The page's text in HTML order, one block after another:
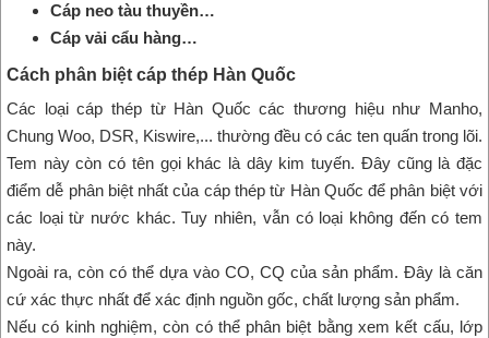
Cáp neo tàu thuyền…
Cáp vải cẩu hàng…
Cách phân biệt cáp thép Hàn Quốc
Các loại cáp thép từ Hàn Quốc các thương hiệu như Manho,
Chung Woo, DSR, Kiswire,... thường đều có các ten quấn trong lõi.
Tem này còn có tên gọi khác là dây kim tuyến. Đây cũng là đặc
điểm dễ phân biệt nhất của cáp thép từ Hàn Quốc để phân biệt với
các loại từ nước khác. Tuy nhiên, vẫn có loại không đến có tem
này.
Ngoài ra, còn có thể dựa vào CO, CQ của sản phẩm. Đây là căn
cứ xác thực nhất để xác định nguồn gốc, chất lượng sản phẩm.
Nếu có kinh nghiệm, còn có thể phân biệt bằng xem kết cấu, lớp